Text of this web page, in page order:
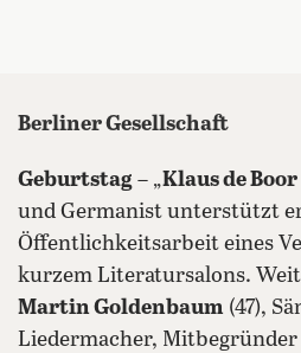
Berliner Gesellschaft
Geburtstag – „Klaus de Boor
und Germanist unterstützt
Öffentlichkeitsarbeit eines
kurzem Literatursalons.
Martin Goldenbaum (47),
Liedermacher, Mitbegründer